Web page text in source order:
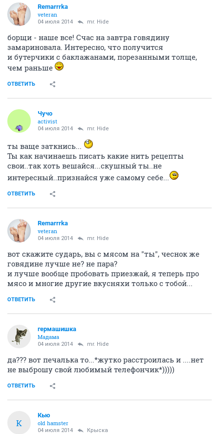
Remarrrka
veteran
04 июля 2014 mr. Hide
борщи - наше все! Счас на завтра говядину
замариновала. Интересно, что получится
и бутерчики с баклажанами, порезанными толще,
чем раньше
ОТВЕТИТЬ
Чучо
activist
04 июля 2014 mr. Hide
ты ваще заткнись...
Ты как начинаешь писать какие нить рецепты
свои..так хоть вешайся...скушный ты..не
интересный..признайся уже самому себе...
ОТВЕТИТЬ
Remarrrka
veteran
04 июля 2014 mr. Hide
вот скажите сударь, вы с мясом на "ты", чеснок же
говядине лучше не? не пара?
и лучше вообще пробовать приезжай, я теперь про
мясо и многие другие вкусняхи только с тобой...
ОТВЕТИТЬ
гермашишка
Мадама
04 июля 2014 mr. Hide
да??? вот печалька то...*жутко расстроилась и ....нет
не выброшу свой любимый телефончик*)))))
ОТВЕТИТЬ
К
Кью
old hamster
04 июля 2014 Крыска